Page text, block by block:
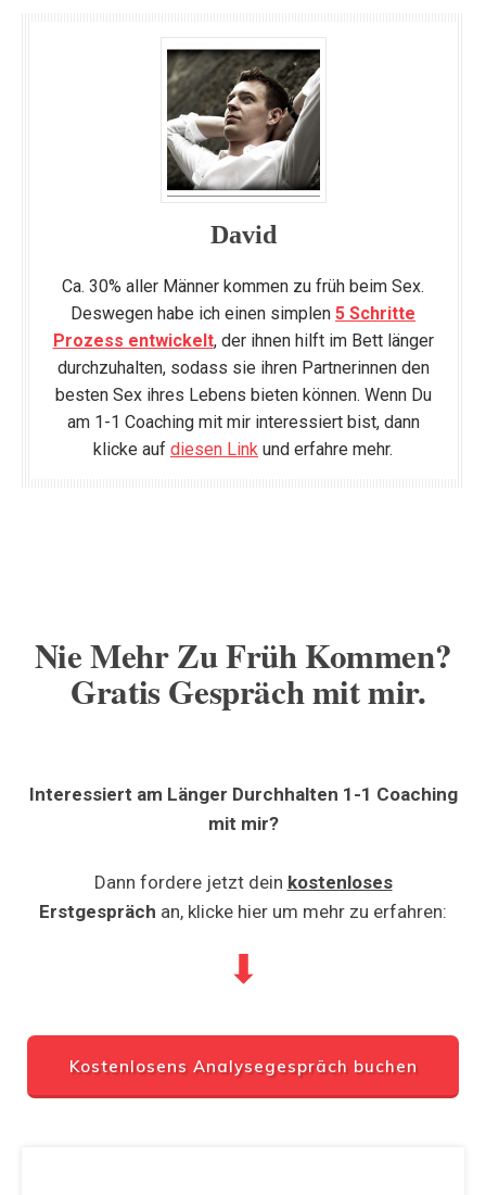
David
Ca. 30% aller Männer kommen zu früh beim Sex.
Deswegen habe ich einen simplen 5 Schritte
Prozess entwickelt, der ihnen hilft im Bett länger
durchzuhalten, sodass sie ihren Partnerinnen den
besten Sex ihres Lebens bieten können. Wenn Du
am 1-1 Coaching mit mir interessiert bist, dann
klicke auf diesen Link und erfahre mehr.
Nie Mehr Zu Früh Kommen?
Gratis Gespräch mit mir.
Interessiert am Länger Durchhalten 1-1 Coaching
mit mir?
Dann fordere jetzt dein kostenloses
Erstgespräch an, klicke hier um mehr zu erfahren:
⬇
Kostenlosens Analysegespräch buchen